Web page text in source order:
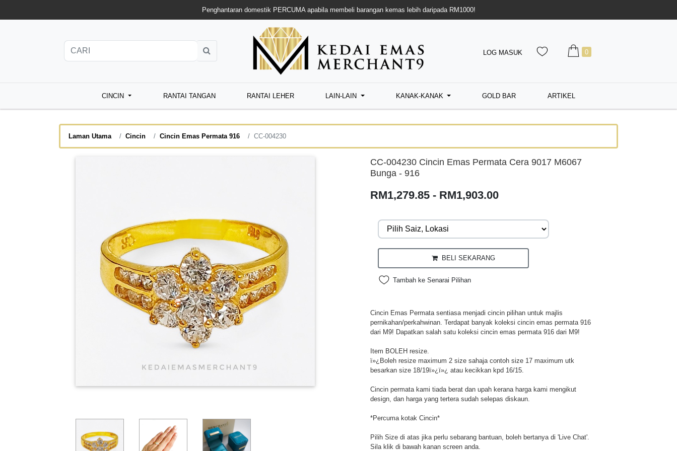
Penghantaran domestik PERCUMA apabila membeli barangan kemas lebih daripada RM1000!
LOG MASUK 0
CINCIN RANTAI TANGAN RANTAI LEHER LAIN-LAIN KANAK-KANAK GOLD BAR ARTIKEL
Laman Utama Cincin Cincin Emas Permata 916 CC-004230
CC-004230 Cincin Emas Permata Cera 9017 M6067
Bunga - 916
RM1,279.85 - RM1,903.00
BELI SEKARANG
Tambah ke Senarai Pilihan
Cincin Emas Permata sentiasa menjadi cincin pilihan untuk majlis
pernikahan/perkahwinan. Terdapat banyak koleksi cincin emas permata 916
dari M9! Dapatkan salah satu koleksi cincin emas permata 916 dari M9!
Item BOLEH resize.
ï»¿Boleh resize maximum 2 size sahaja contoh size 17 maximum utk
besarkan size 18/19ï»¿ï»¿ atau kecikkan kpd 16/15.
Cincin permata kami tiada berat dan upah kerana harga kami mengikut
design, dan harga yang tertera sudah selepas diskaun.
*Percuma kotak Cincin*
Pilih Size di atas jika perlu sebarang bantuan, boleh bertanya di 'Live Chat'.
Sila klik di bawah kanan screen anda.